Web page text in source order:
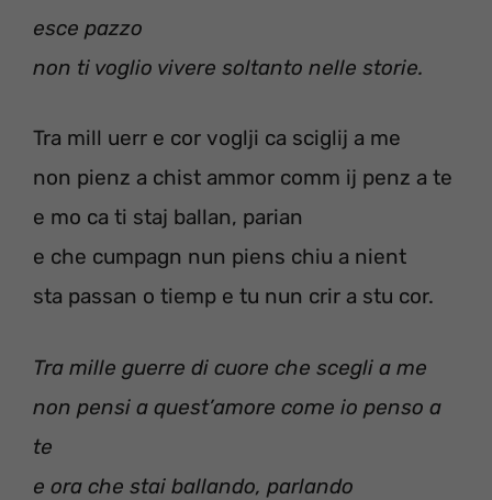
esce pazzo
non ti voglio vivere soltanto nelle storie.
Tra mill uerr e cor voglji ca sciglij a me
non pienz a chist ammor comm ij penz a te
e mo ca ti staj ballan, parian
e che cumpagn nun piens chiu a nient
sta passan o tiemp e tu nun crir a stu cor.
Tra mille guerre di cuore che scegli a me
non pensi a quest’amore come io penso a
te
e ora che stai ballando, parlando